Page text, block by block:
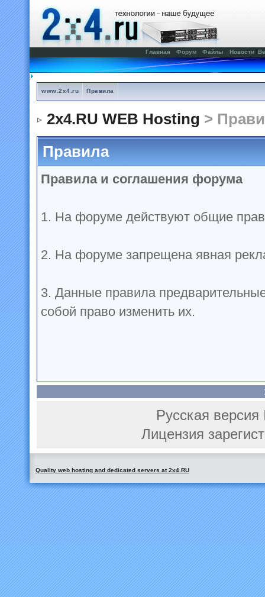
Главная Форум Файлы Новости
www.2x4.ru Правила
2x4.RU WEB Hosting >
Правила
Правила и соглашения форума
1. На форуме действуют общие
2. На форуме запрещена явная
3. Данные правила
собой право изменить их.
Русская
Лицензия
Quality web hosting and dedicated servers at 2x4.RU